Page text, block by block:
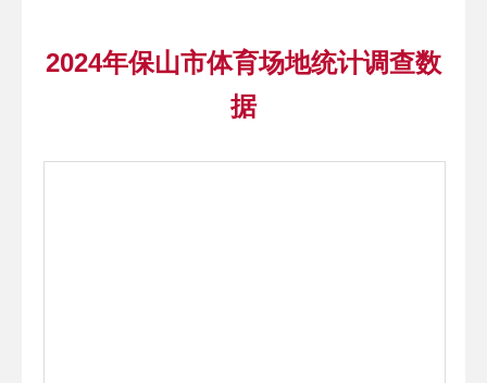
2024年保山市体育场地统计调查数
据